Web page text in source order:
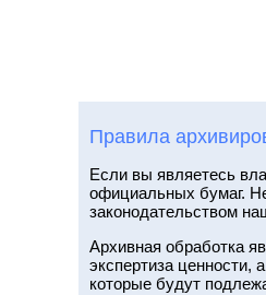
Правила
Если вы являетесь
официальных бумаг.
законодательством
Архивная обработка
экспертиза ценности,
которые будут